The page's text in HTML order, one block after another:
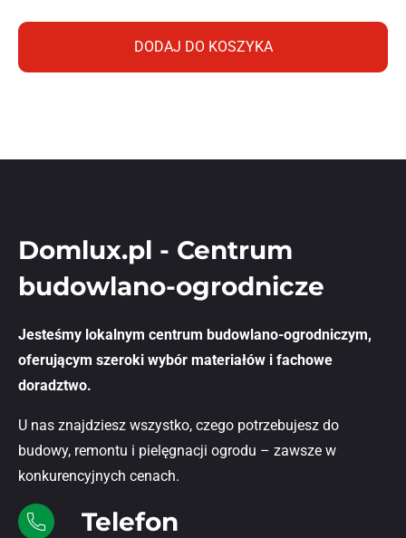
DODAJ DO KOSZYKA
Domlux.pl - Centrum
budowlano-ogrodnicze
Jesteśmy lokalnym centrum budowlano-ogrodniczym,
oferującym szeroki wybór materiałów i fachowe
doradztwo.
U nas znajdziesz wszystko, czego potrzebujesz do
budowy, remontu i pielęgnacji ogrodu – zawsze w
konkurencyjnych cenach.
Telefon